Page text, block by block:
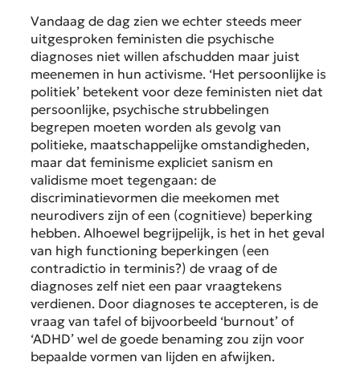
Vandaag de dag zien we echter steeds meer
uitgesproken feministen die psychische
diagnoses niet willen afschudden maar juist
meenemen in hun activisme. ‘Het persoonlijke is
politiek’ betekent voor deze feministen niet dat
persoonlijke, psychische strubbelingen
begrepen moeten worden als gevolg van
politieke, maatschappelijke omstandigheden,
maar dat feminisme expliciet sanism en
validisme moet tegengaan: de
discriminatievormen die meekomen met
neurodivers zijn of een (cognitieve) beperking
hebben. Alhoewel begrijpelijk, is het in het geval
van high functioning beperkingen (een
contradictio in terminis?) de vraag of de
diagnoses zelf niet een paar vraagtekens
verdienen. Door diagnoses te accepteren, is de
vraag van tafel of bijvoorbeeld ‘burnout’ of
‘ADHD’ wel de goede benaming zou zijn voor
bepaalde vormen van lijden en afwijken.